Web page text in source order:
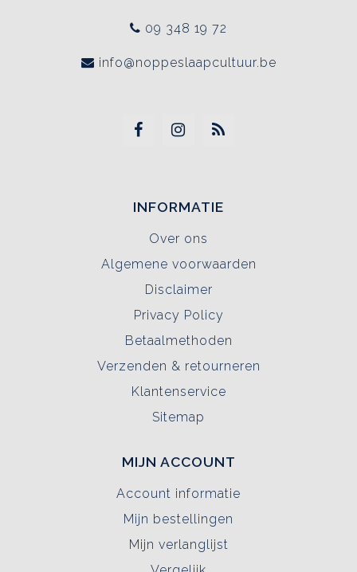
09 348 19 72
info@noppeslaapcultuur.be
INFORMATIE
Over ons
Algemene voorwaarden
Disclaimer
Privacy Policy
Betaalmethoden
Verzenden & retourneren
Klantenservice
Sitemap
MIJN ACCOUNT
Account informatie
Mijn bestellingen
Mijn verlanglijst